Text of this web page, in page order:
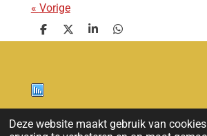
Deze website maakt gebruik van
« Vorige
D
e
D
e
S
h
D
e
Nieuws